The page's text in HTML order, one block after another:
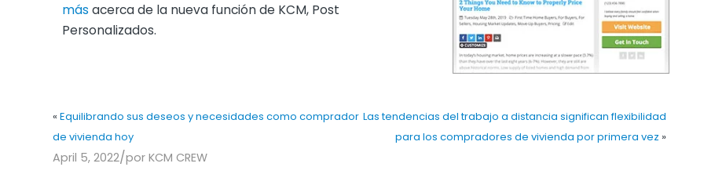
más acerca de la nueva función de KCM, Post
Personalizados.
« Equilibrando sus deseos y necesidades como comprador
de vivienda hoy
Las tendencias del trabajo a distancia significan flexibilidad
para los compradores de vivienda por primera vez »
April 5, 2022/por KCM CREW